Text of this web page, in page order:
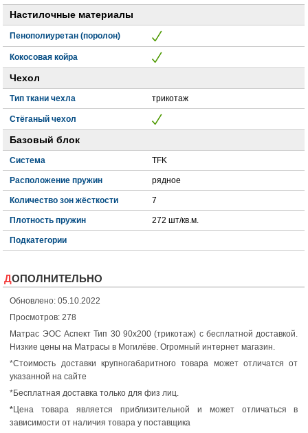
Настилочные материалы
Пенополиуретан (поролон)
Кокосовая койра
Чехол
Тип ткани чехла трикотаж
Стёганый чехол
Базовый блок
Система TFK
Расположение пружин рядное
Количество зон жёсткости 7
Плотность пружин 272 шт/кв.м.
Подкатегории
ДОПОЛНИТЕЛЬНО
Обновлено: 05.10.2022
Просмотров: 278
Матрас ЭОС Аспект Тип 30 90x200 (трикотаж) с бесплатной доставкой.
Низкиецены на Матрасы в Могилёве. Огромный интернет магазин.
*Стоимость доставки крупногабаритного товара может отличатся от
указанной на сайте
*Бесплатная доставка только для физ лиц.
*Цена товара является приблизительной и может отличаться в
зависимости от наличия товара у поставщика